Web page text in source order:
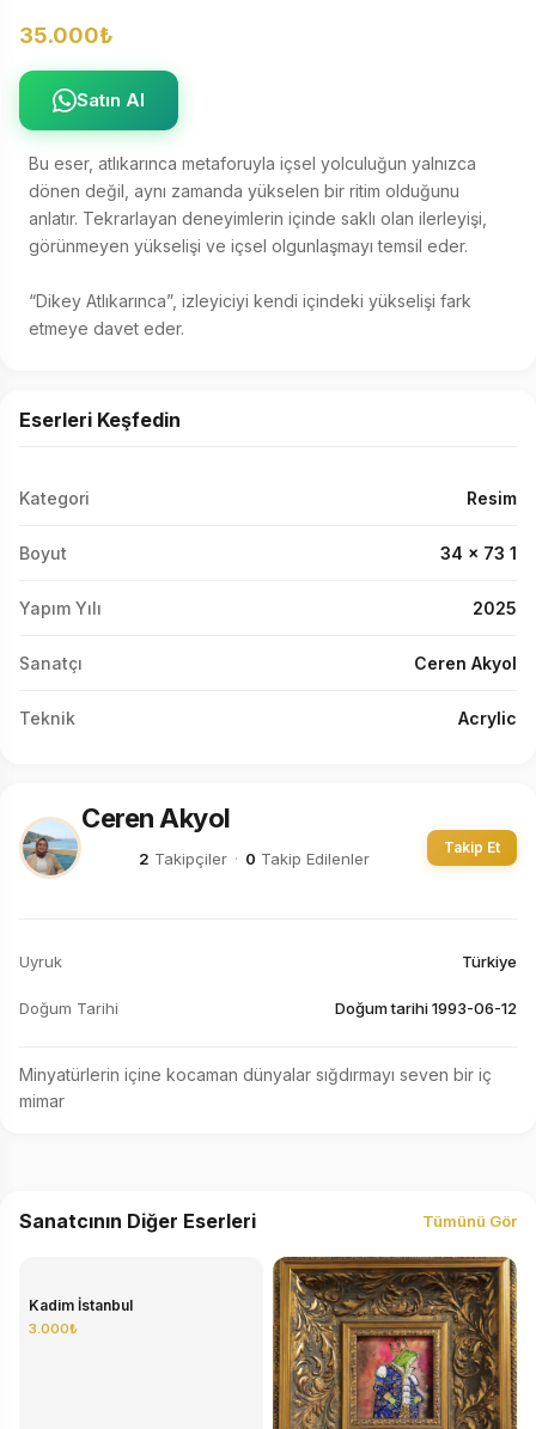
35.000₺
Satın Al
Bu eser, atlıkarınca metaforuyla içsel yolculuğun yalnızca
dönen değil, aynı zamanda yükselen bir ritim olduğunu
anlatır. Tekrarlayan deneyimlerin içinde saklı olan ilerleyişi,
görünmeyen yükselişi ve içsel olgunlaşmayı temsil eder.
“Dikey Atlıkarınca”, izleyiciyi kendi içindeki yükselişi fark
etmeye davet eder.
Eserleri Keşfedin
Kategori Resim
Boyut 34 x 73 1
Yapım Yılı 2025
Sanatçı Ceren Akyol
Teknik Acrylic
Ceren Akyol
2 Takipçiler · 0 Takip Edilenler
Takip Et
Uyruk Türkiye
Doğum Tarihi Doğum tarihi 1993-06-12
Minyatürlerin içine kocaman dünyalar sığdırmayı seven bir iç
mimar
Sanatcının Diğer Eserleri Tümünü Gör